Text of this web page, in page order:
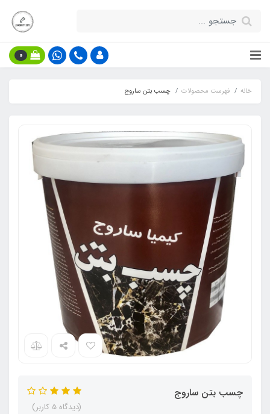
0
خانه فهرست محصولات چسب بتن ساروج
چسب بتن ساروج
(دیدگاه 5 کاربر)